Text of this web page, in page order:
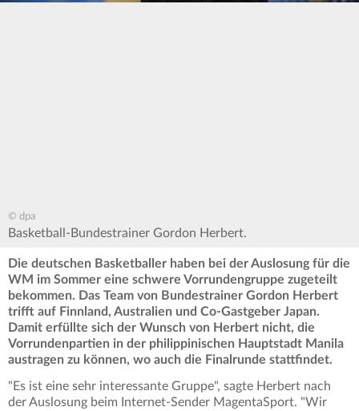
© dpa
Basketball-Bundestrainer Gordon Herbert.
Die deutschen Basketballer haben bei der Auslosung für die
WM im Sommer eine schwere Vorrundengruppe zugeteilt
bekommen. Das Team von Bundestrainer Gordon Herbert
trifft auf Finnland, Australien und Co-Gastgeber Japan.
Damit erfüllte sich der Wunsch von Herbert nicht, die
Vorrundenpartien in der philippinischen Hauptstadt Manila
austragen zu können, wo auch die Finalrunde stattfindet.
"Es ist eine sehr interessante Gruppe", sagte Herbert nach
der Auslosung beim Internet-Sender MagentaSport. "Wir